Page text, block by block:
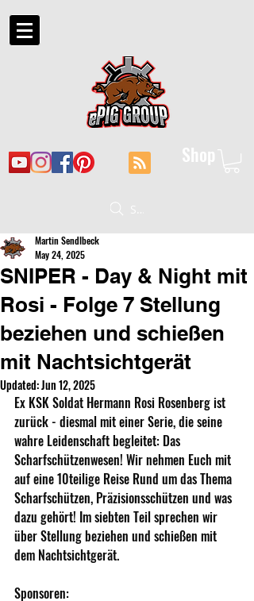
Shop
Suche
SNIPER - Day & Night mit
Rosi - Folge 7 Stellung
beziehen und schießen
mit Nachtsichtgerät
Martin Sendlbeck
May 24, 2025
Updated:Jun 12, 2025
Ex KSK Soldat Hermann Rosi Rosenberg ist
zurück - diesmal mit einer Serie, die seine
wahre Leidenschaft begleitet: Das
Scharfschützenwesen! Wir nehmen Euch mit
auf eine 10teilige Reise Rund um das Thema
Scharfschützen, Präzisionsschützen und was
dazu gehört! Im siebten Teil sprechen wir
über Stellung beziehen und schießen mit
dem Nachtsichtgerät.
Sponsoren: